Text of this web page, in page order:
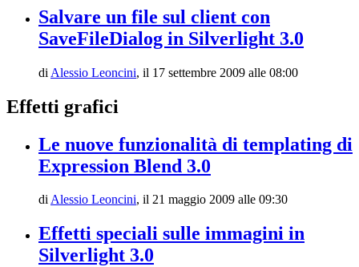
Salvare un file sul client con
SaveFileDialog in Silverlight 3.0
di Alessio Leoncini, il 17 settembre 2009 alle 08:00
Effetti grafici
Le nuove funzionalità di templating di
Expression Blend 3.0
diAlessio Leoncini, il 21 maggio 2009 alle 09:30
Effetti speciali sulle immagini in
Silverlight 3.0